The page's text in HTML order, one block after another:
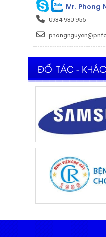
Mr. Phong
0934 930 955
ĐỐI TÁC -